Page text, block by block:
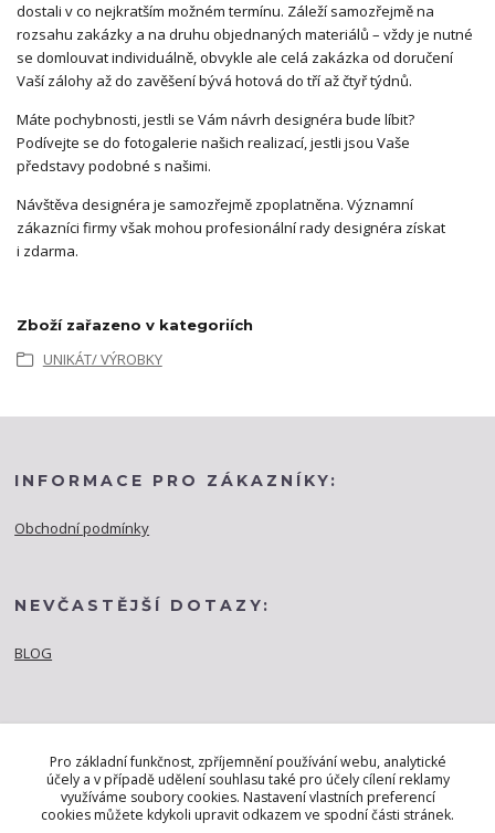
dostali v co nejkratším možném termínu. Záleží samozřejmě na
rozsahu zakázky a na druhu objednaných materiálů – vždy je nutné
se domlouvat individuálně, obvykle ale celá zakázka od doručení
Vaší zálohy až do zavěšení bývá hotová do tří až čtyř týdnů.
Máte pochybnosti, jestli se Vám návrh designéra bude líbit?
Podívejte se do fotogalerie našich realizací, jestli jsou Vaše
představy podobné s našimi.
Návštěva designéra je samozřejmě zpoplatněna. Významní
zákazníci firmy však mohou profesionální rady designéra získat
i zdarma.
Zboží zařazeno v kategoriích
UNIKÁT/ VÝROBKY
INFORMACE PRO ZÁKAZNÍKY:
Obchodní podmínky
NEVČASTĚJŠÍ DOTAZY:
BLOG
Pro základní funkčnost, zpříjemnění používání webu, analytické
účely a v případě udělení souhlasu také pro účely cílení reklamy
využíváme soubory cookies. Nastavení vlastních preferencí
cookies můžete kdykoli upravit odkazem ve spodní části stránek.